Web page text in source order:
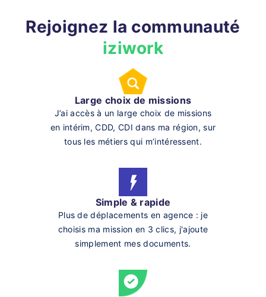
Rejoignez la communauté
iziwork
Large choix de missions
J’ai accès à un large choix de missions
en intérim, CDD, CDI dans ma région, sur
tous les métiers qui m’intéressent.
Simple & rapide
Plus de déplacements en agence : je
choisis ma mission en 3 clics, j'ajoute
simplement mes documents.